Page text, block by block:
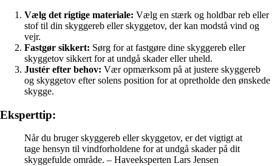
Vælg det rigtige materiale: Vælg en stærk og holdbar reb eller
stof til din skyggereb eller skyggetov, der kan modstå vind og
vejr.
Fastgør sikkert: Sørg for at fastgøre dine skyggereb eller
skyggetov sikkert for at undgå skader eller uheld.
Justér efter behov: Vær opmærksom på at justere skyggereb
og skyggetov efter solens position for at opretholde den ønskede
skygge.
Eksperttip:
Når du bruger skyggereb eller skyggetov, er det vigtigt at
tage hensyn til vindforholdene for at undgå skader på dit
skyggefulde område. – Haveeksperten Lars Jensen